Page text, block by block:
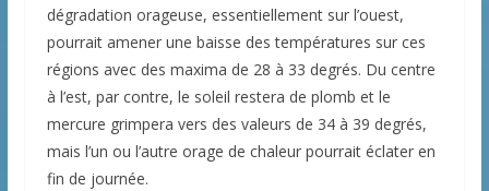
dégradation orageuse, essentiellement sur l’ouest,
pourrait amener une baisse des températures sur ces
régions avec des maxima de 28 à 33 degrés. Du centre
à l’est, par contre, le soleil restera de plomb et le
mercure grimpera vers des valeurs de 34 à 39 degrés,
mais l’un ou l’autre orage de chaleur pourrait éclater en
fin de journée.